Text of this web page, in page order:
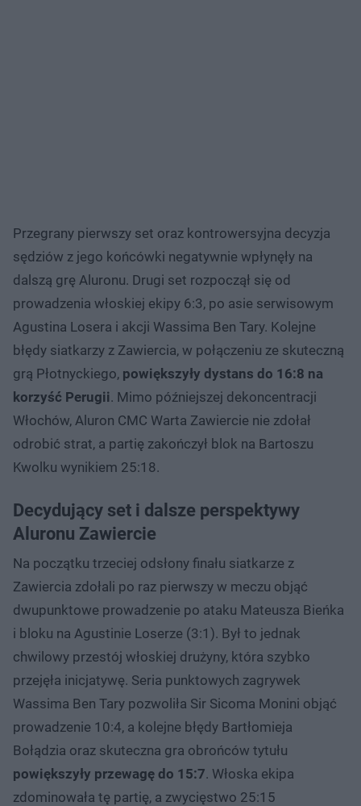
Przegrany pierwszy set oraz kontrowersyjna decyzja
sędziów z jego końcówki negatywnie wpłynęły na
dalszą grę Aluronu. Drugi set rozpoczął się od
prowadzenia włoskiej ekipy 6:3, po asie serwisowym
Agustina Losera i akcji Wassima Ben Tary. Kolejne
błędy siatkarzy z Zawiercia, w połączeniu ze skuteczną
grą Płotnyckiego, powiększyły dystans do 16:8 na
korzyść Perugii. Mimo późniejszej dekoncentracji
Włochów, Aluron CMC Warta Zawiercie nie zdołał
odrobić strat, a partię zakończył blok na Bartoszu
Kwolku wynikiem 25:18.
Decydujący set i dalsze perspektywy
Aluronu Zawiercie
Na początku trzeciej odsłony finału siatkarze z
Zawiercia zdołali po raz pierwszy w meczu objąć
dwupunktowe prowadzenie po ataku Mateusza Bieńka
i bloku na Agustinie Loserze (3:1). Był to jednak
chwilowy przestój włoskiej drużyny, która szybko
przejęła inicjatywę. Seria punktowych zagrywek
Wassima Ben Tary pozwoliła Sir Sicoma Monini objąć
prowadzenie 10:4, a kolejne błędy Bartłomieja
Bołądzia oraz skuteczna gra obrońców tytułu
powiększyły przewagę do 15:7. Włoska ekipa
zdominowała tę partię, a zwycięstwo 25:15